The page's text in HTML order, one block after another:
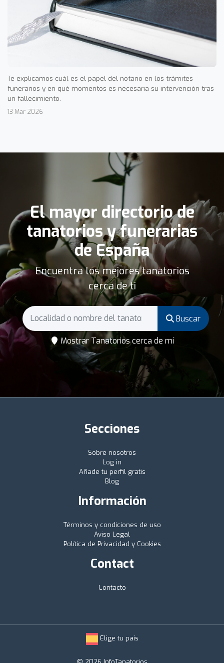
Te explicamos cuál es el papel del notario en los trámites
funerarios y en qué momentos es necesaria su intervención tras
un fallecimiento.
13 Mar 2026
El mayor directorio de
tanatorios y funerarias
de España
Encuentra los mejores tanatorios
cerca de ti
Buscar
Mostrar Tanatorios cerca de mí
Secciones
Sobre nosotros
Log in
Añade tu perfil gratis
Blog
Información
Términos y condiciones de uso
Aviso Legal
Política de Privacidad y Cookies
Contact
Contacto
Elige tu país